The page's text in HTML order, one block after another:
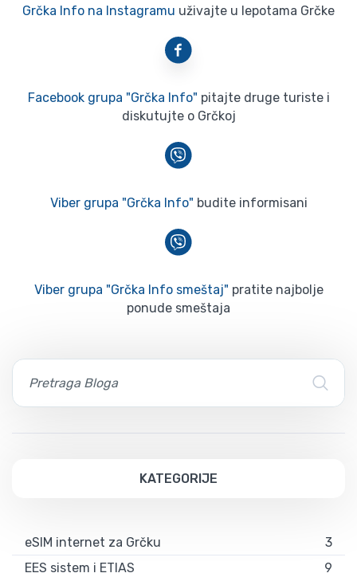
Grčka Info na Instagramu uživajte u lepotama Grčke
Facebook grupa "Grčka Info" pitajte druge turiste i
diskutujte o Grčkoj
Viber grupa "Grčka Info" budite informisani
Viber grupa "Grčka Info smeštaj" pratite najbolje
ponude smeštaja
KATEGORIJE
eSIM internet za Grčku
3
EES sistem i ETIAS
9